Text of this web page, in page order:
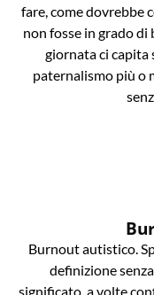
fare, come dovrebbe
non fosse in grado di
giornata ci capita
paternalismo più o
Burnout autistico.
definizione
significato, a volte